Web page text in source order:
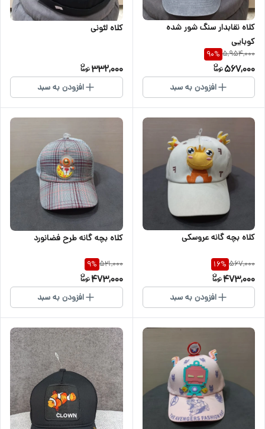
کلاه نقابدار سنگ شور شده
کوبایی
5,954,000
90%
567,000
افزودن به سبد
کلاه لئونی
332,000
افزودن به سبد
کلاه بچه گانه عروسکی
567,000
16%
473,000
افزودن به سبد
کلاه بچه گانه طرح فضانورد
521,000
9%
473,000
افزودن به سبد